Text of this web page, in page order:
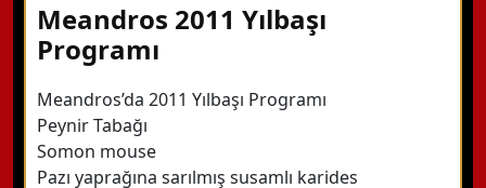
Meandros 2011 Yılbaşı
Programı
Meandros’da 2011 Yılbaşı Programı
Peynir Tabağı
Somon mouse
Pazı yaprağına sarılmış susamlı karides